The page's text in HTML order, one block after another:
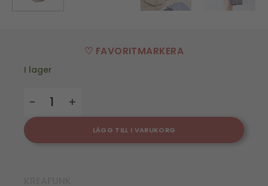
♡ FAVORITMARKERA
I lager
LÄGG TILL I VARUKORG